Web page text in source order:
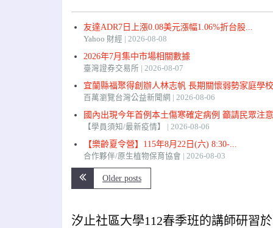
友達ADR7日上漲0.08美元漲幅1.06%折台股...
Yahoo 財經 2026-08-08
2026年7月集中市場相關數據
臺灣證券交易所 2026-08-07
宜蘭縣福聚得創辦人林志帆 長期關懷弱勢家庭學
百萬瀏覽台灣公益新聞網 2026-08-06
國內出現今年首例本土傷寒確定病例 籲請民眾注
【學員須知/最新疫情】 2026-08-06
【樂齡夏令營】115年8月22日(六) 8:30-...
合作夥伴/原生植物保育協會 2026-08-03
Older posts
汐止社區大學112春季班的講師研習